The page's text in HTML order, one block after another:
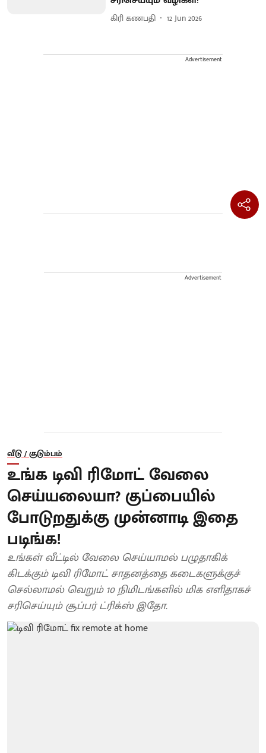
கிரி கணபதி 12 Jun 2026
Advertisement
Advertisement
வீடு / குடும்பம்
உங்க டிவி ரிமோட் வேலை
செய்யலையா? குப்பையில்
போடுறதுக்கு முன்னாடி இதை
படிங்க!
உங்கள் வீட்டில் வேலை செய்யாமல் பழுதாகிக்
கிடக்கும் டிவி ரிமோட் சாதனத்தை கடைகளுக்குச்
செல்லாமல் வெறும் 10 நிமிடங்களில் மிக எளிதாகச்
சரிசெய்யும் சூப்பர் ட்ரிக்ஸ் இதோ.